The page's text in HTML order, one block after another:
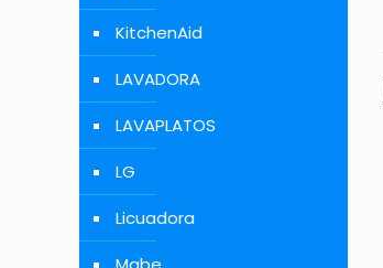
KitchenAid
LAVADORA
LAVAPLATOS
LG
Licuadora